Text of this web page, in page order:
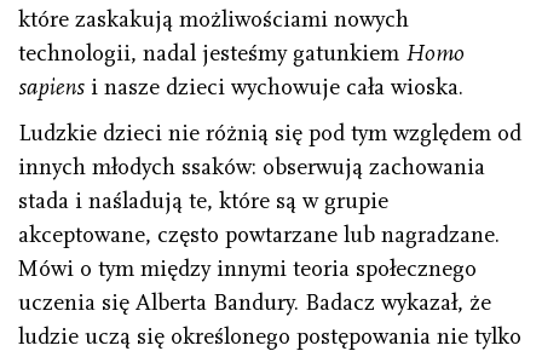
które zaskakują możliwościami nowych
technologii, nadal jesteśmy gatunkiem Homo
sapiens i nasze dzieci wychowuje cała wioska.
Ludzkie dzieci nie różnią się pod tym względem od
innych młodych ssaków: obserwują zachowania
stada i naśladują te, które są w grupie
akceptowane, często powtarzane lub nagradzane.
Mówi o tym między innymi teoria społecznego
uczenia się Alberta Bandury. Badacz wykazał, że
ludzie uczą się określonego postępowania nie tylko